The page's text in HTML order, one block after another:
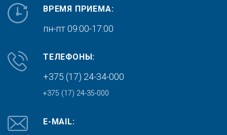
ВРЕМЯ ПРИЕМА:
пн-пт 09:00-17:00
ТЕЛЕФОНЫ:
+375 (17) 24-34-000
+375 (17) 24-35-000
E-MAIL: